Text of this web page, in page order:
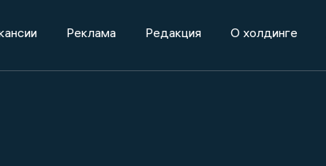
Реклама Редакция О холдинге